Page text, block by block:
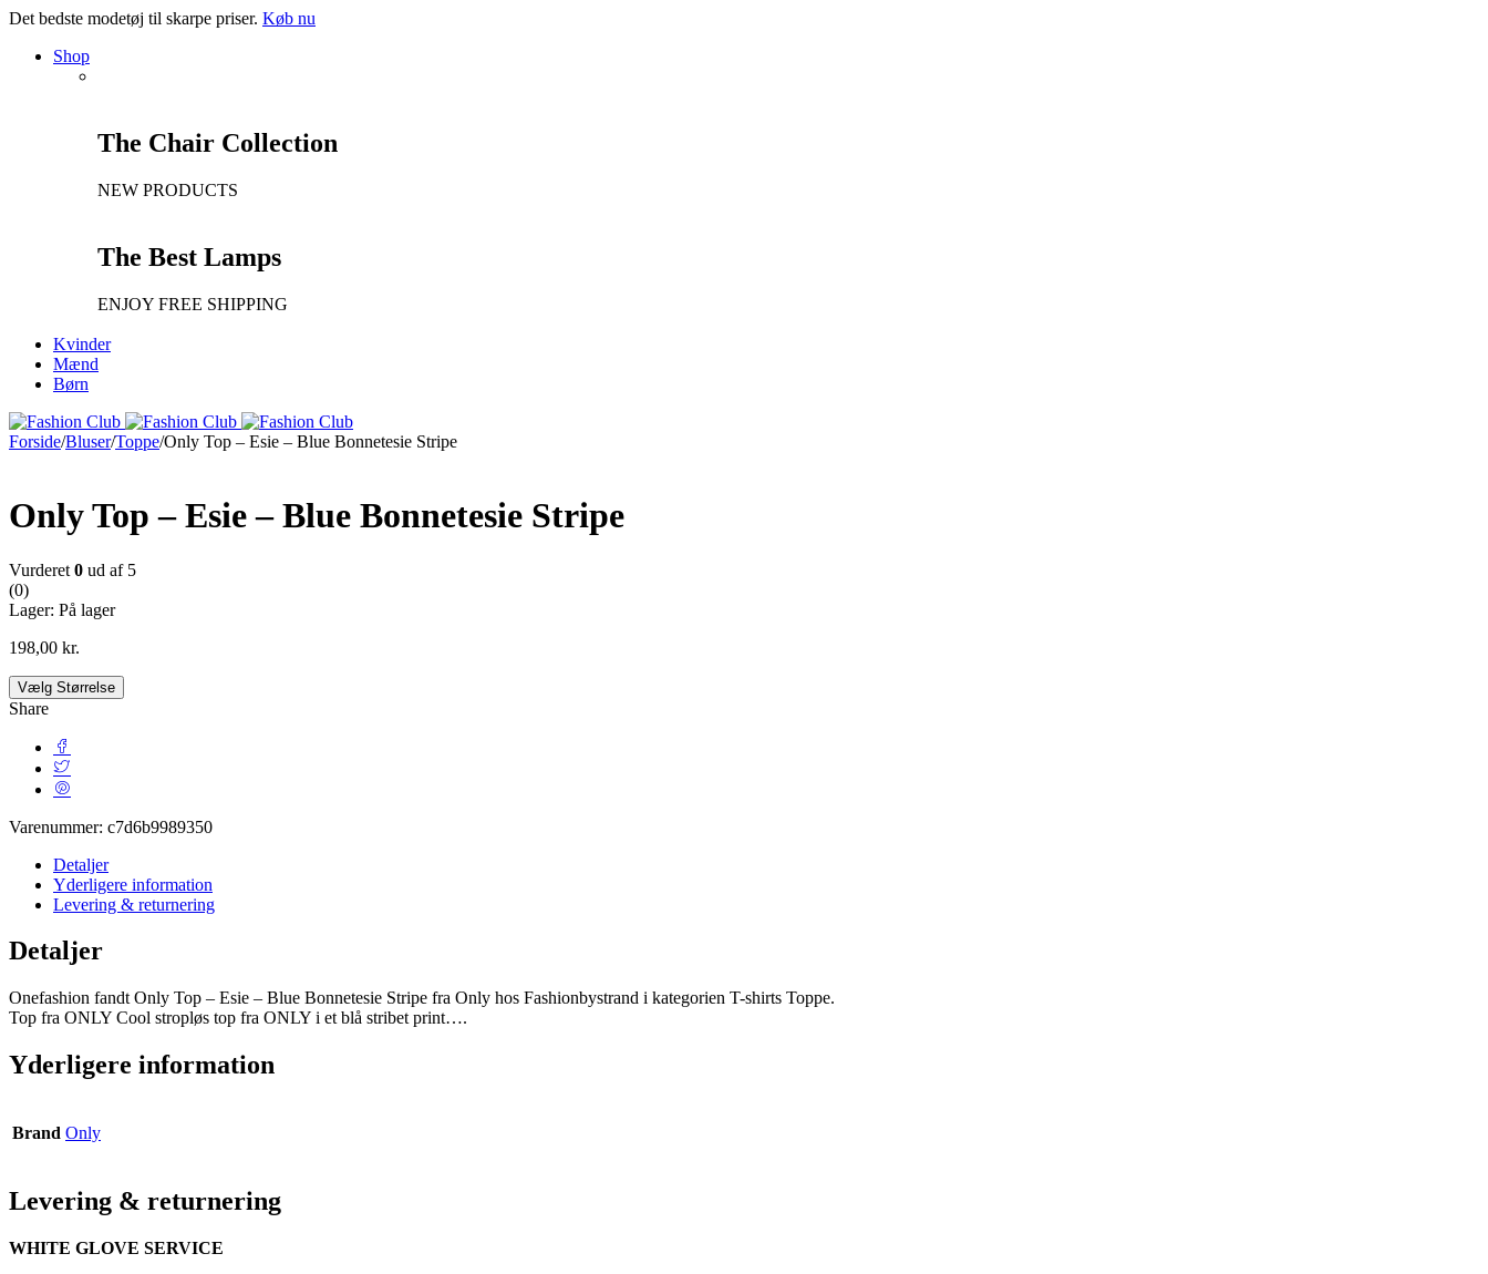
Det bedste modetøj til skarpe priser. Køb nu
Shop
The Chair Collection
NEW PRODUCTS
The Best Lamps
ENJOY FREE SHIPPING
Kvinder
Mænd
Børn
Forside/Bluser/Toppe/Only Top – Esie – Blue Bonnetesie Stripe
Only Top – Esie – Blue Bonnetesie Stripe
Vurderet 0 ud af 5
(0)
Lager: På lager
198,00 kr.
Vælg Størrelse
Share
Varenummer: c7d6b9989350
Detaljer
Yderligere information
Levering & returnering
Detaljer
Onefashion fandt Only Top – Esie – Blue Bonnetesie Stripe fra Only hos Fashionbystrand i kategorien T-shirts Toppe.
Top fra ONLY Cool stropløs top fra ONLY i et blå stribet print….
Yderligere information
Brand Only
Levering & returnering
WHITE GLOVE SERVICE